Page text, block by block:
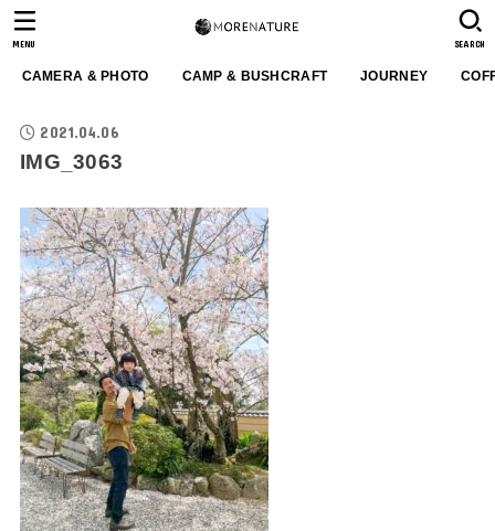
CAMERA & PHOTO CAMP & BUSHCRAFT JOURNEY
SEARCH
MENU
2021.04.06
IMG_3063